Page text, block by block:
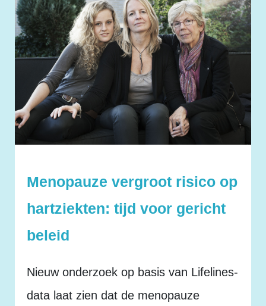
Menopauze vergroot risico op
hartziekten: tijd voor gericht
beleid
Nieuw onderzoek op basis van Lifelines-
data laat zien dat de menopauze